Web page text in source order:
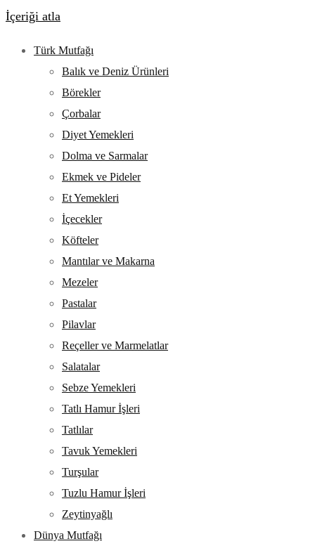
İçeriği atla
Türk Mutfağı
Balık ve Deniz Ürünleri
Börekler
Çorbalar
Diyet Yemekleri
Dolma ve Sarmalar
Ekmek ve Pideler
Et Yemekleri
İçecekler
Köfteler
Mantılar ve Makarna
Mezeler
Pastalar
Pilavlar
Reçeller ve Marmelatlar
Salatalar
Sebze Yemekleri
Tatlı Hamur İşleri
Tatlılar
Tavuk Yemekleri
Turşular
Tuzlu Hamur İşleri
Zeytinyağlı
Dünya Mutfağı